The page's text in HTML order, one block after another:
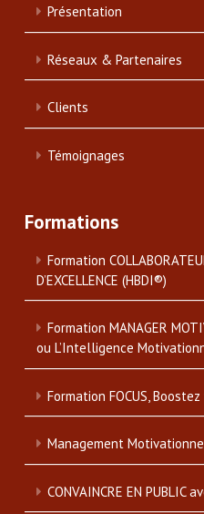
Présentation
Réseaux & Partenaires
Clients
Témoignages
Formations
Formation
D’EXCELLENCE (HBDI®)
Formation MANAGER
ou L’Intelligence
Formation FOCUS,
Management
CONVAINCRE EN PUBLIC